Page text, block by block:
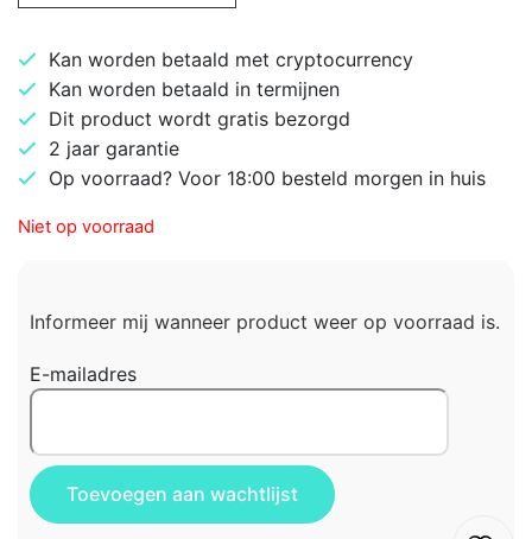
Kan worden betaald met cryptocurrency
Kan worden betaald in termijnen
Dit product wordt gratis bezorgd
2 jaar garantie
Op voorraad? Voor 18:00 besteld morgen in huis
Niet op voorraad
Informeer mij wanneer product weer op voorraad is.
E-mailadres